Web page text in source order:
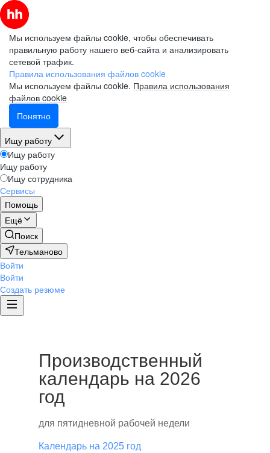
Мы используем файлы cookie, чтобы обеспечивать
правильную работу нашего веб-сайта и анализировать
сетевой трафик.
Правила использования файлов cookie
Мы используем файлы cookie. Правила использования
файлов cookie
Понятно
Ищу работу
Ищу работу
Ищу работу
Ищу сотрудника
Сервисы
Помощь
Ещё
Поиск
Тельманово
Войти
Войти
Создать резюме
Производственный
календарь на 2026
год
для пятидневной рабочей недели
Календарь на 2025 год